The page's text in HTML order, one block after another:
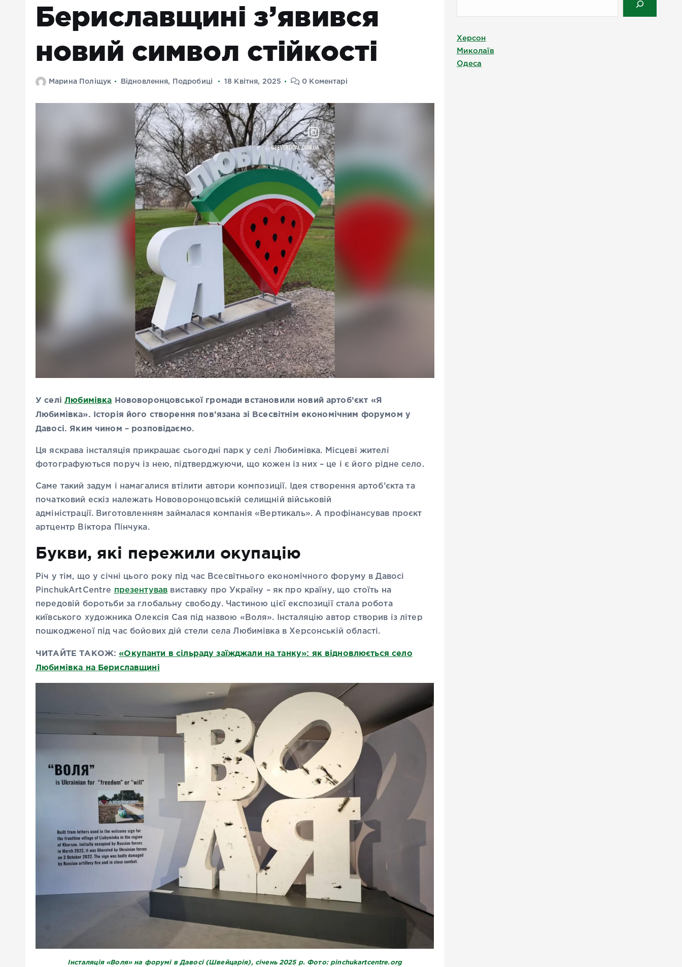
Бериславщині з’явився
новий символ стійкості
Марина Поліщук Відновлення, Подробиці 18 Квітня, 2025 0 Коментарі
У селіЛюбимівка Нововоронцовської громади встановили новий артоб’єкт «Я
Любимівка». Історія його створення пов’язана зі Всесвітнім економічним форумом у
Давосі. Яким чином – розповідаємо.
Ця яскрава інсталяція прикрашає сьогодні парк у селі Любимівка. Місцеві жителі
фотографуються поруч із нею, підтверджуючи, що кожен із них – це і є його рідне село.
Саме такий задум і намагалися втілити автори композиції. Ідея створення артоб’єкта та
початковий ескіз належать Нововоронцовській селищній військовій
адміністрації. Виготовленням займалася компанія «Вертикаль». А профінансував проєкт
артцентр Віктора Пінчука.
Букви, які пережили окупацію
Річ у тім, що у січні цього року під час Всесвітнього економічного форуму в Давосі
PinchukArtCentre презентував виставку про Україну – як про країну, що стоїть на
передовій боротьби за глобальну свободу. Частиною цієї експозиції стала робота
київського художника Олексія Сая під назвою «Воля». Інсталяцію автор створив із літер
пошкодженої під час бойових дій стели села Любимівка в Херсонській області.
ЧИТАЙТЕ ТАКОЖ:«Окупанти в сільраду заїжджали на танку»: як відновлюється село
Любимівка на Бериславщині
Інсталяція «Воля» на форумі в Давосі (Швейцарія), січень 2025 р. Фото: pinchukartcentre.org
Херсон
Миколаїв
Одеса